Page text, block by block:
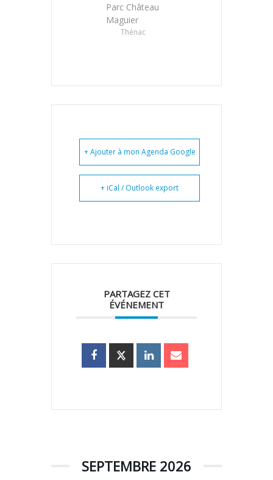
Parc Château
Maguier
Thénac
+ Ajouter à mon Agenda Google
+ iCal / Outlook export
PARTAGEZ CET
ÉVÉNEMENT
SEPTEMBRE 2026